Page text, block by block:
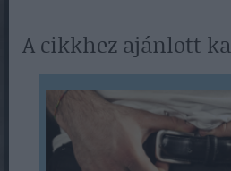
A cikkhez ajánlott